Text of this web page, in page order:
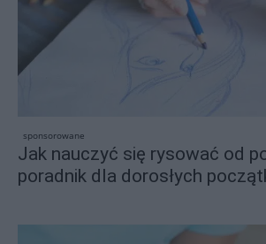
sponsorowane
Jak nauczyć się rysować od
poradnik dla dorosłych